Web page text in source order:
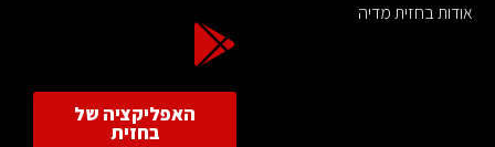
אודות בחזית מדיה
האפליקציה של
בחזית